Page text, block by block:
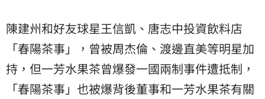
陳建州和好友球星王信凱、唐志中投資飲料店
「春陽茶事」，曾被周杰倫、渡邊直美等明星加
持，但一芳水果茶曾爆發一國兩制事件遭抵制，
「春陽茶事」也被爆背後董事和一芳水果茶有關